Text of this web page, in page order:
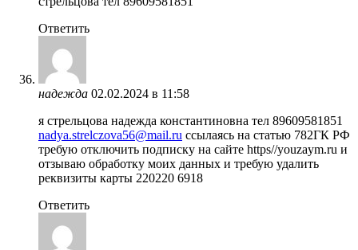
Ответить
надежда 02.02.2024 в 11:58
я стрельцова надежда константиновна тел 89609581851
nadya.strelczova56@mail.ru ссылаясь на статью 782ГК РФ
требую отключить подписку на сайте https//youzaym.ru и
отзываю обработку моих данных и требую удалить
реквизиты карты 220220 6918
Ответить